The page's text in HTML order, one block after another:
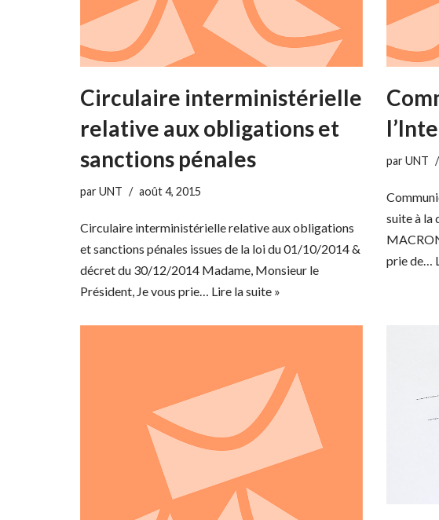
Circulaire interministérielle
relative aux obligations et
sanctions pénales
parUNT août 4, 2015
Circulaire interministérielle relative aux obligations
et sanctions pénales issues de la loi du 01/10/2014 &
décret du 30/12/2014 Madame, Monsieur le
Président, Je vous prie… Lire la suite »
parUNT
suite à la
prie de…